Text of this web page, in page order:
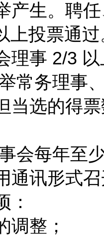
产生。聘
上投票通
理事 2/3
常务理事
当选的得
会每年至
通讯形式
：
调整；